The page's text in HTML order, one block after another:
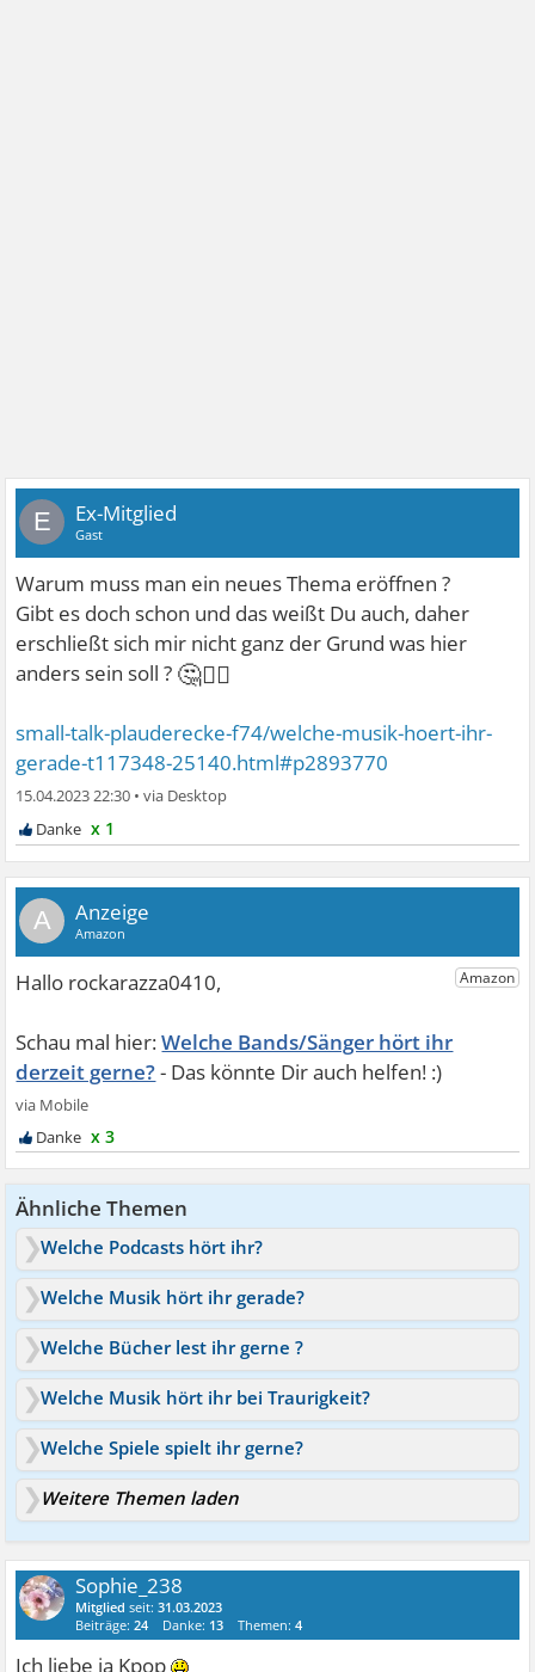
E Ex-Mitglied
Gast
Warum muss man ein neues Thema eröffnen ?
Gibt es doch schon und das weißt Du auch, daher
erschließt sich mir nicht ganz der Grund was hier
anders sein soll ? 🤔🤷‍♂
small-talk-plauderecke-f74/welche-musik-hoert-ihr-
gerade-t117348-25140.html#p2893770
15.04.2023 22:30 •
x 1
A
Welche Bands/Sänger hört ihr
derzeit gerne?
x 3
Ähnliche Themen
Welche Podcasts hört ihr?
Welche Musik hört ihr gerade?
Welche Bücher lest ihr gerne ?
Welche Musik hört ihr bei Traurigkeit?
Welche Spiele spielt ihr gerne?
Weitere Themen laden
Sophie_238
Mitglied seit:31.03.2023
Beiträge:24 Danke: 13 Themen:4
Ich liebe ja Kpop